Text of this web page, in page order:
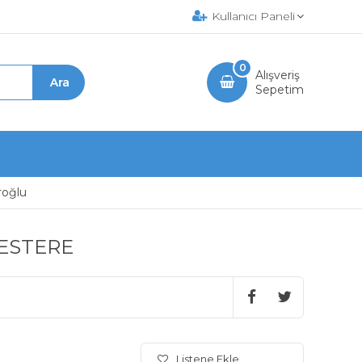
Kullanıcı Paneli
Alışveriş
Sepetim
0
Listene Ekle